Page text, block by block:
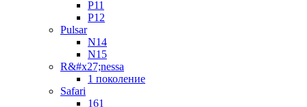
P11
P12
Pulsar
N14
N15
R&#x27;nessa
1 поколение
Safari
161